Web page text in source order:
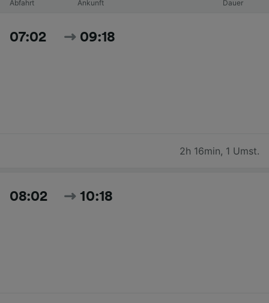
Abfahrt Ankunft Dauer
07:02 09:18
2h 16min, 1 Umst.
08:02 10:18